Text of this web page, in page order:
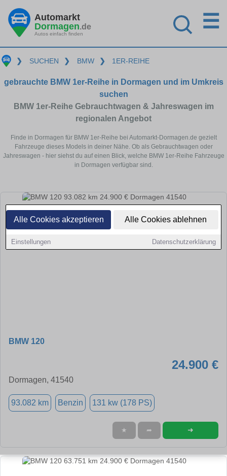
Alle Cookies akzeptieren Alle Cookies ablehnen
Einstellungen Datenschutzerklärung
Automarkt
Dormagen.de
Autos einfach finden
☰
❯ SUCHEN ❯ BMW ❯ 1ER-REIHE
gebrauchte BMW 1er-Reihe in Dormagen und im Umkreis
suchen
BMW 1er-Reihe Gebrauchtwagen & Jahreswagen im
regionalen Angebot
Finde in Dormagen für BMW 1er-Reihe bei Automarkt-Dormagen.de gezielt
Fahrzeuge dieses Models in deiner Nähe. Ob als Gebrauchtwagen oder
Jahreswagen - hier siehst du auf einen Blick, welche BMW 1er-Reihe Fahrzeuge
in Dormagen verfügbar sind.
BMW 120
24.900 €
Dormagen, 41540
93.082 km Benzin 131 kw (178 PS)
★ ➦ ➜